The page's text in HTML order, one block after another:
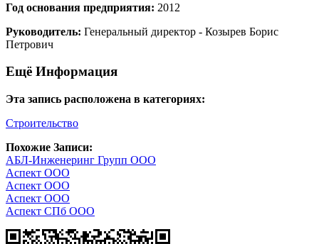
Год основания предприятия: 2012
Руководитель: Генеральный директор - Козырев Борис
Петрович
Ещё Информация
Эта запись расположена в категориях:
Строительство
Похожие Записи:
АБЛ-Инженеринг Групп ООО
Аспект ООО
Аспект ООО
Аспект ООО
Аспект СПб ООО